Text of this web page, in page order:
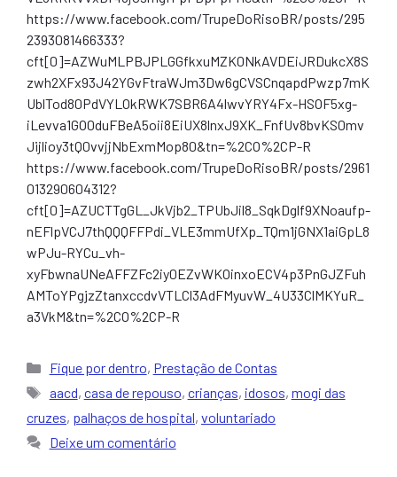
https://www.facebook.com/TrupeDoRisoBR/posts/295
2393081466333?
cft[0]=AZWuMLPBJPLGGfkxuMZK0NkAVDEiJRDukcX8S
zwh2XFx93J42YGvFtraWJm3Dw6gCVSCnqapdPwzp7mK
UblTod80PdVYLOkRWK7SBR6A4lwvYRY4Fx-HSOF5xg-
iLevva1GO0duFBeA5oii8EiUX8lnxJ9XK_FnfUv8bvKS0mv
Jijlioy3tQ0vvjjNbExmMop80&tn=%2CO%2CP-R
https://www.facebook.com/TrupeDoRisoBR/posts/2961
013290604312?
cft[0]=AZUCTTgGL_JkVjb2_TPUbJil8_SqkDglf9XNoaufp-
nEFlpVCJ7thQQQFFPdi_VLE3mmUfXp_TQm1jGNX1aiGpL8
wPJu-RYCu_vh-
xyFbwnaUNeAFFZFc2iy0EZvWKOinxoECV4p3PnGJZFuh
AMToYPgjzZtanxccdvVTLCl3AdFMyuvW_4U33ClMKYuR_
a3VkM&tn=%2CO%2CP-R
Categorias
Fique por dentro, Prestação de Contas
Tags
aacd, casa de repouso, crianças, idosos, mogi das
cruzes, palhaços de hospital, voluntariado
Deixe um comentário